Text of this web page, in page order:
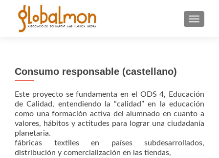
Consumo responsable (castellano)
Este proyecto se fundamenta en el ODS 4, Educación
de Calidad, entendiendo la “calidad” en la educación
como una formación activa del alumnado en cuanto a
valores, hábitos y actitudes para lograr una ciudadanía
planetaria.
fábricas textiles en países subdesarrollados,
distribución y comercialización en las tiendas,